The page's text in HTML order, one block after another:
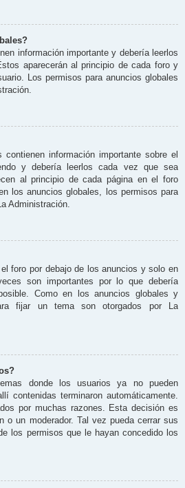
información importante y debería leerlos
aparecerán al principio de cada foro y
Los permisos para anuncios globales
información importante sobre el
y debería leerlos cada vez que sea
al principio de cada página en el foro
los anuncios globales, los permisos para
Administración.
foro por debajo de los anuncios y solo en
son importantes por lo que debería
Como en los anuncios globales y
fijar un tema son otorgados por La
donde los usuarios ya no pueden
contenidas terminaron automáticamente.
por muchas razones. Esta decisión es
o un moderador. Tal vez pueda cerrar sus
los permisos que le hayan concedido los